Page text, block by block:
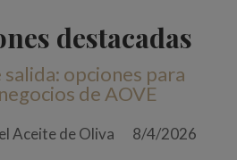
destacadas
opciones para
de AOVE
Aceite de Oliva 8/4/2026